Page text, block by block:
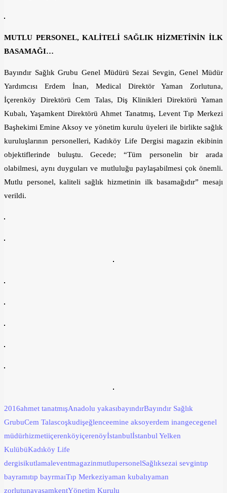
MUTLU PERSONEL, KALİTELİ SAĞLIK HİZMETİNİN İLK
BASAMAĞI…
Bayındır Sağlık Grubu Genel Müdürü Sezai Sevgin, Genel Müdür
Yardımcısı Erdem İnan, Medical Direktör Yaman Zorlutuna,
İçerenköy Direktörü Cem Talas, Diş Klinikleri Direktörü Yaman
Kubalı, Yaşamkent Direktörü Ahmet Tanatmış, Levent Tıp Merkezi
Başhekimi Emine Aksoy ve yönetim kurulu üyeleri ile birlikte sağlık
kuruluşlarının personelleri, Kadıköy Life Dergisi magazin ekibinin
objektiflerinde buluştu. Gecede; “Tüm personelin bir arada
olabilmesi, aynı duyguları ve mutluluğu paylaşabilmesi çok önemli.
Mutlu personel, kaliteli sağlık hizmetinin ilk basamağıdır” mesajı
verildi.
2016ahmet tanatmışAnadolu yakasıbayındırBayındır Sağlık
GrubuCem Talascoşkudişeğlenceemine aksoyerdem inangecegenel
müdürhizmetiiçerenköyiçerenöyİstanbulİstanbul Yelken
KulübüKadıköy Life
dergisikutlamaleventmagazinmutlupersonelSağlıksezai sevgintıp
bayramıtıp bayrmaıTıp Merkeziyaman kubalıyaman
zorlutunayaşamkentYönetim Kurulu